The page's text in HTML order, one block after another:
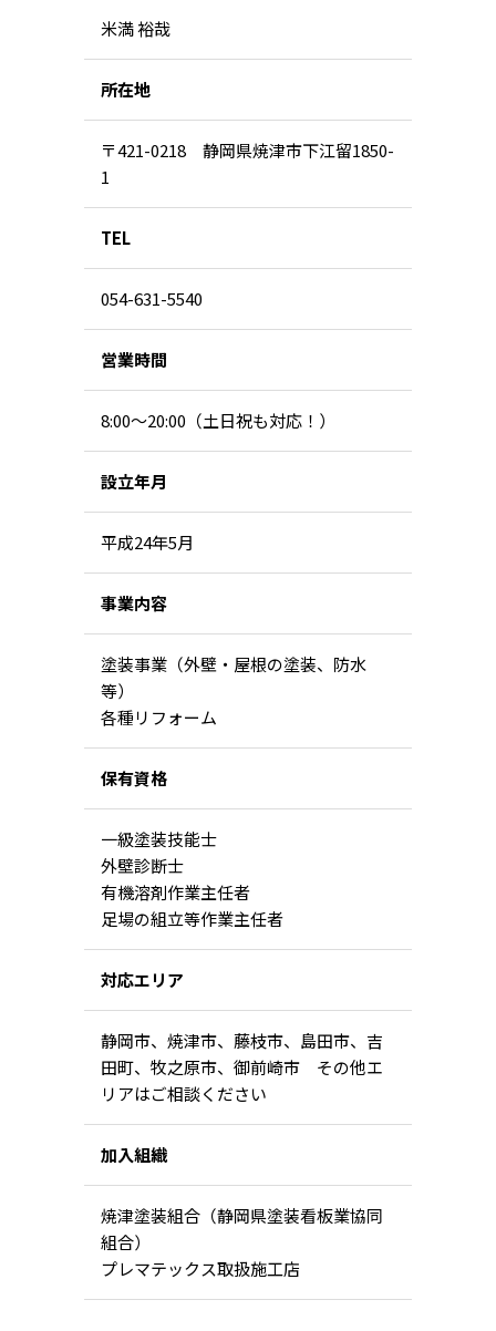
米満 裕哉
所在地
〒421-0218 静岡県焼津市下江留1850-
1
TEL
054-631-5540
営業時間
8:00〜20:00（土日祝も対応！）
設立年月
平成24年5月
事業内容
塗装事業（外壁・屋根の塗装、防水
等）
各種リフォーム
保有資格
一級塗装技能士
外壁診断士
有機溶剤作業主任者
足場の組立等作業主任者
対応エリア
静岡市、焼津市、藤枝市、島田市、吉
田町、牧之原市、御前崎市 その他エ
リアはご相談ください
加入組織
焼津塗装組合（静岡県塗装看板業協同
組合）
プレマテックス取扱施工店